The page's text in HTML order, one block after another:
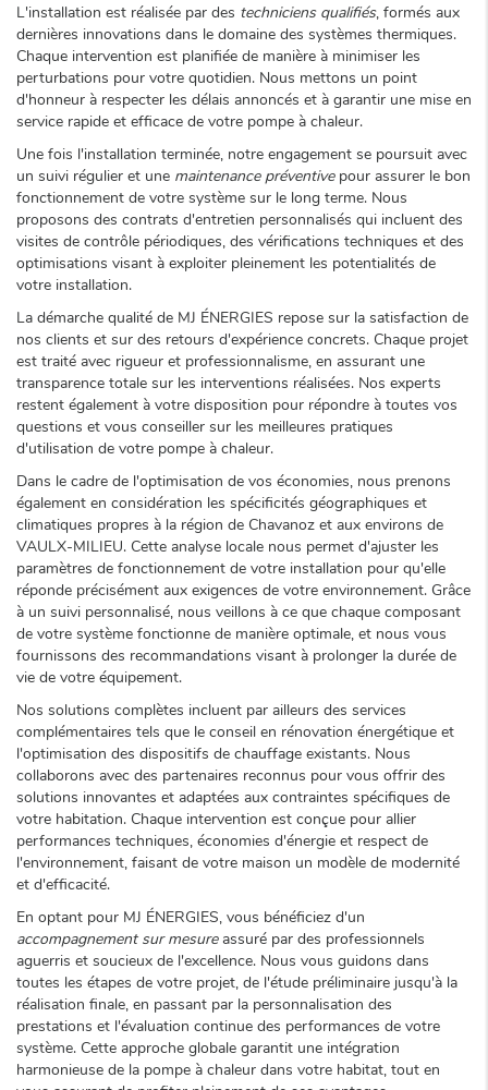
L'installation est réalisée par des techniciens qualifiés, formés aux
dernières innovations dans le domaine des systèmes thermiques.
Chaque intervention est planifiée de manière à minimiser les
perturbations pour votre quotidien. Nous mettons un point
d'honneur à respecter les délais annoncés et à garantir une mise en
service rapide et efficace de votre pompe à chaleur.
Une fois l'installation terminée, notre engagement se poursuit avec
un suivi régulier et une maintenance préventivepour assurer le bon
fonctionnement de votre système sur le long terme. Nous
proposons des contrats d'entretien personnalisés qui incluent des
visites de contrôle périodiques, des vérifications techniques et des
optimisations visant à exploiter pleinement les potentialités de
votre installation.
La démarche qualité de MJ ÉNERGIES repose sur la satisfaction de
nos clients et sur des retours d'expérience concrets. Chaque projet
est traité avec rigueur et professionnalisme, en assurant une
transparence totale sur les interventions réalisées. Nos experts
restent également à votre disposition pour répondre à toutes vos
questions et vous conseiller sur les meilleures pratiques
d'utilisation de votre pompe à chaleur.
Dans le cadre de l'optimisation de vos économies, nous prenons
également en considération les spécificités géographiques et
climatiques propres à la région de Chavanoz et aux environs de
VAULX-MILIEU. Cette analyse locale nous permet d'ajuster les
paramètres de fonctionnement de votre installation pour qu'elle
réponde précisément aux exigences de votre environnement. Grâce
à un suivi personnalisé, nous veillons à ce que chaque composant
de votre système fonctionne de manière optimale, et nous vous
fournissons des recommandations visant à prolonger la durée de
vie de votre équipement.
Nos solutions complètes incluent par ailleurs des services
complémentaires tels que le conseil en rénovation énergétique et
l'optimisation des dispositifs de chauffage existants. Nous
collaborons avec des partenaires reconnus pour vous offrir des
solutions innovantes et adaptées aux contraintes spécifiques de
votre habitation. Chaque intervention est conçue pour allier
performances techniques, économies d'énergie et respect de
l'environnement, faisant de votre maison un modèle de modernité
et d'efficacité.
En optant pour MJ ÉNERGIES, vous bénéficiez d'un
accompagnement sur mesureassuré par des professionnels
aguerris et soucieux de l'excellence. Nous vous guidons dans
toutes les étapes de votre projet, de l'étude préliminaire jusqu'à la
réalisation finale, en passant par la personnalisation des
prestations et l'évaluation continue des performances de votre
système. Cette approche globale garantit une intégration
harmonieuse de la pompe à chaleur dans votre habitat, tout en